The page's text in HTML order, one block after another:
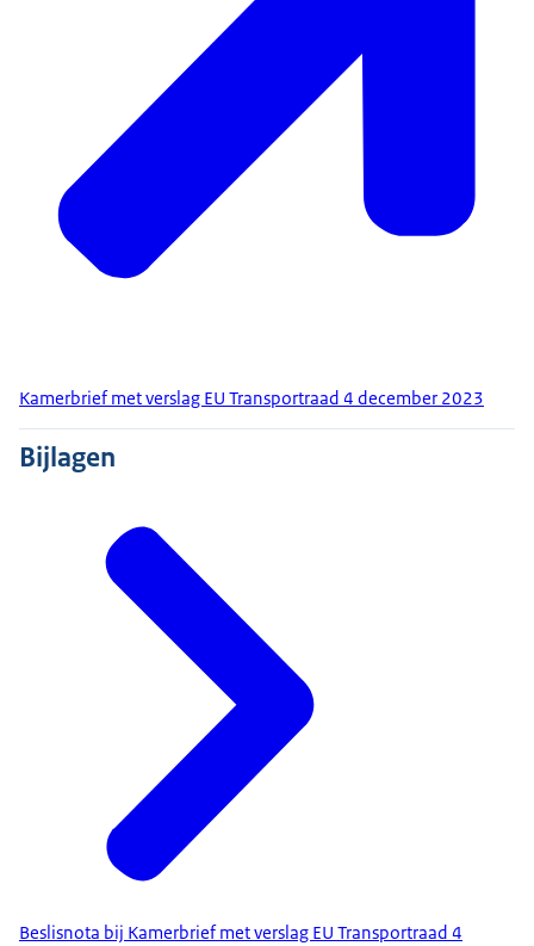
Kamerbrief met verslag EU Transportraad 4 december 2023
Bijlagen
Beslisnota bij Kamerbrief met verslag EU Transportraad 4